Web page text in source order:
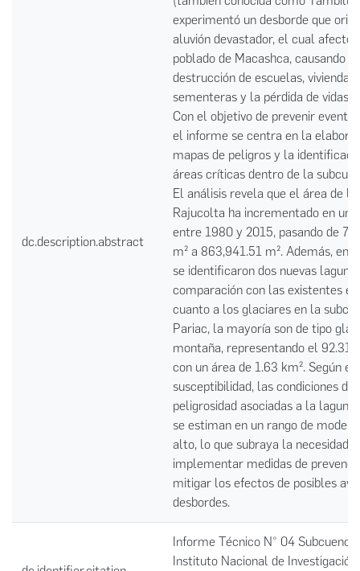
dc.description.abstract
experimentó un desborde que
aluvión devastador, el cual afectó
poblado de Macashca, causando la
destrucción de escuelas, viviendas,
sementeras y la pérdida de vidas
Con el objetivo de prevenir
el informe se centra en la
mapas de peligros y la
áreas críticas dentro de la
El análisis revela que el área de la
Rajucolta ha incrementado en un
entre 1980 y 2015, pasando de
m² a 863,941.51 m². Además, en
se identificaron dos nuevas
comparación con las existentes
cuanto a los glaciares en la
Pariac, la mayoría son de tipo
montaña, representando el
con un área de 1.63 km². Según el
susceptibilidad, las condiciones de
peligrosidad asociadas a la
se estiman en un rango de
alto, lo que subraya la necesidad
implementar medidas de
mitigar los efectos de posibles
desbordes.
Informe Técnico N° 04
Instituto Nacional de Investigación